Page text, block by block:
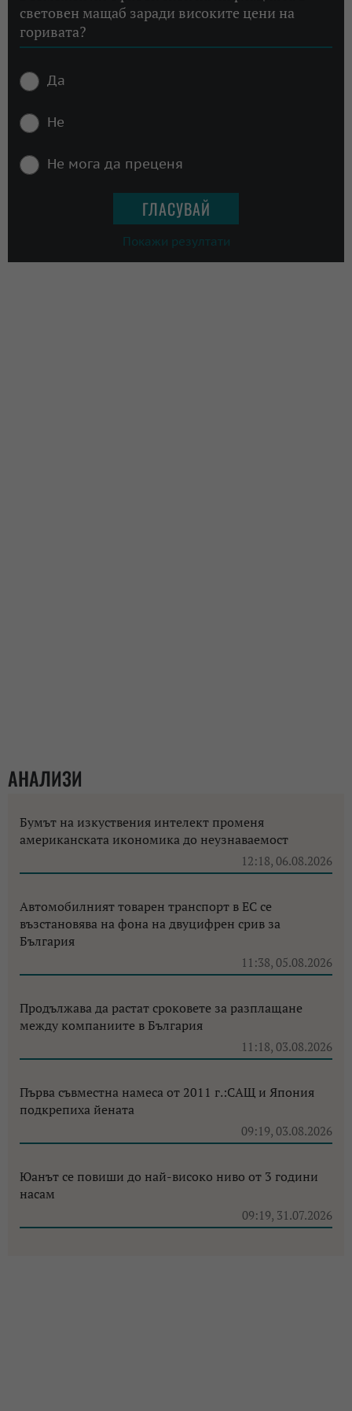
световен мащаб заради високите цени на
горивата?
Да
Не
Не мога да преценя
Покажи резултати
АНАЛИЗИ
Бумът на изкуствения интелект променя
американската икономика до неузнаваемост
12:18, 06.08.2026
Автомобилният товарен транспорт в ЕС се
възстановява на фона на двуцифрен срив за
България
11:38, 05.08.2026
Продължава да растат сроковете за разплащане
между компаниите в България
11:18, 03.08.2026
Първа съвместна намеса от 2011 г.:САЩ и Япония
подкрепиха йената
09:19, 03.08.2026
Юанът се повиши до най-високо ниво от 3 години
насам
09:19, 31.07.2026